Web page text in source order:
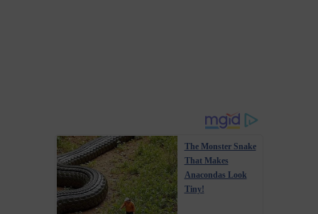
The Monster Snake
That Makes
Anacondas Look
Tiny!